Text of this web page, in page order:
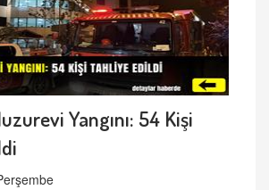
Yangını: 54 Kişi